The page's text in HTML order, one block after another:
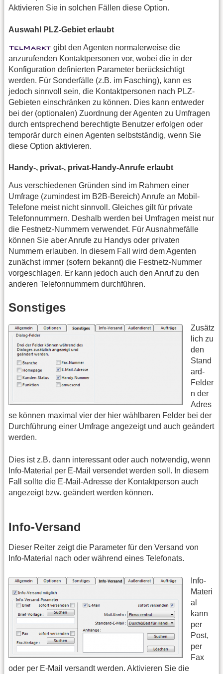
Aktivieren Sie in solchen Fällen diese Option.
Auswahl PLZ-Gebiet erlaubt
gibt den Agenten normalerweise die
anzurufenden Kontaktpersonen vor, wobei die in der
Konfiguration definierten Parameter berücksichtigt
werden. Für Sonderfälle (z.B. im Fasching), kann es
jedoch sinnvoll sein, die Kontaktpersonen nach PLZ-
Gebieten einschränken zu können. Dies kann entweder
bei der (optionalen) Zuordnung der Agenten zu Umfragen
durch entsprechend berechtigte Benutzer erfolgen oder
temporär durch einen Agenten selbstständig, wenn Sie
diese Option aktivieren.
Handy-, privat-, privat-Handy-Anrufe erlaubt
Aus verschiedenen Gründen sind im Rahmen einer
Umfrage (zumindest im B2B-Bereich) Anrufe an Mobil-
Telefone meist nicht sinnvoll. Gleiches gilt für private
Telefonnummern. Deshalb werden bei Umfragen meist nur
die Festnetz-Nummern verwendet. Für Ausnahmefälle
können Sie aber Anrufe zu Handys oder privaten
Nummern erlauben. In diesem Fall wird dem Agenten
zunächst immer (sofern bekannt) die Festnetz-Nummer
vorgeschlagen. Er kann jedoch auch den Anruf zu den
anderen Telefonnummern durchführen.
Sonstiges
Zusätz
lich zu
den
Stand
ard-
Felder
n der
Adres
se können maximal vier der hier wählbaren Felder bei der
Durchführung einer Umfrage angezeigt und auch geändert
werden.
Dies ist z.B. dann interessant oder auch notwendig, wenn
Info-Material per E-Mail versendet werden soll. In diesem
Fall sollte die E-Mail-Adresse der Kontaktperson auch
angezeigt bzw. geändert werden können.
Info-Versand
Dieser Reiter zeigt die Parameter für den Versand von
Info-Material nach oder während eines Telefonats.
Info-
Materi
al
kann
per
Post,
per
Fax
oder per E-Mail versandt werden. Aktivieren Sie die